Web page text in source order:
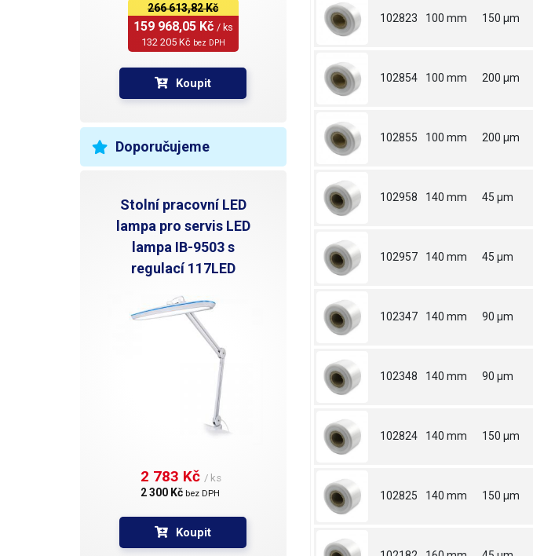
266 613,82 Kč
159 968,05 Kč / ks
132 205 Kč bez DPH
Koupit
Doporučujeme
Stolní pracovní LED
lampa pro servis LED
lampa IB-9503 s
regulací 117LED
2 783 Kč / ks
2 300 Kč bez DPH
Koupit
102823 100 mm 150 µm
102854 100 mm 200 µm
102855 100 mm 200 µm
102958 140 mm 45 µm
102957 140 mm 45 µm
102347 140 mm 90 µm
102348 140 mm 90 µm
102824 140 mm 150 µm
102825 140 mm 150 µm